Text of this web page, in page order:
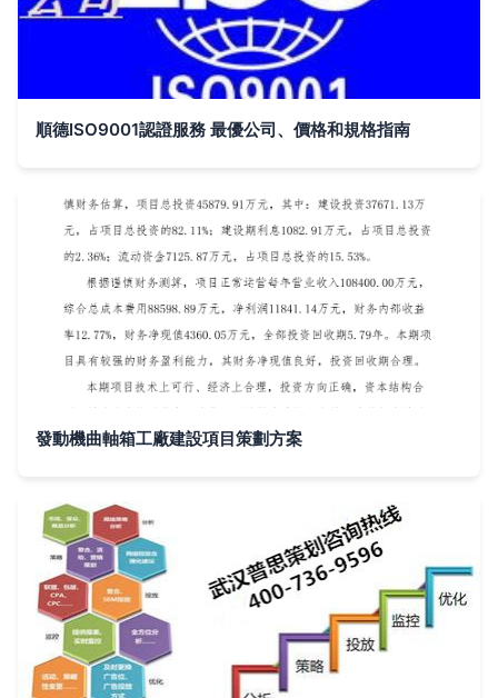
順德ISO9001認證服務 最優公司、價格和規格指南
發動機曲軸箱工廠建設項目策劃方案